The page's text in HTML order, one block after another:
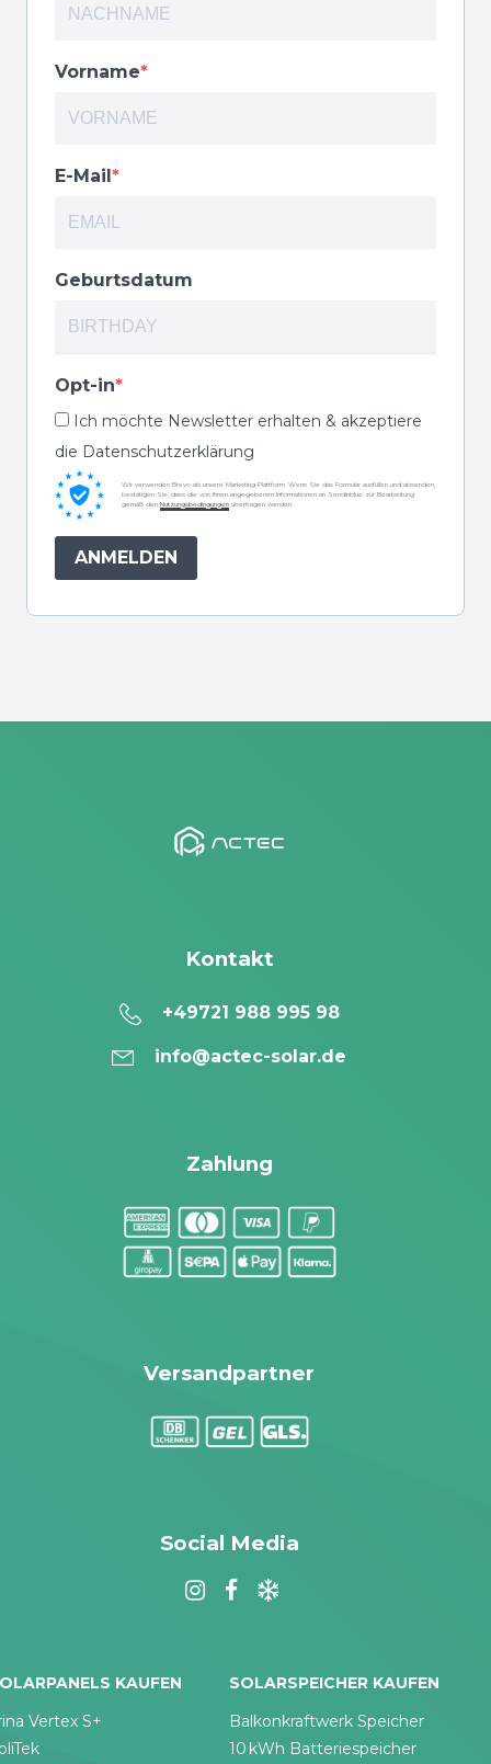
Vorname
E-Mail
Geburtsdatum
Opt-in
Ich möchte Newsletter erhalten & akzeptiere
die Datenschutzerklärung
Wir verwenden Brevo als unsere Marketing-Plattform. Wenn Sie das Formular ausfüllen und absenden,
bestätigen Sie, dass die von Ihnen angegebenen Informationen an Sendinblue zur Bearbeitung
gemäß den Nutzungsbedingungen übertragen werden.
ANMELDEN
Kontakt
+49721 988 995 98
info@actec-solar.de
Zahlung
Versandpartner
Social Media
KAUFEN
Vertex S+
SOLARSPEICHER KAUFEN
Balkonkraftwerk Speicher
10 kWh Batteriespeicher